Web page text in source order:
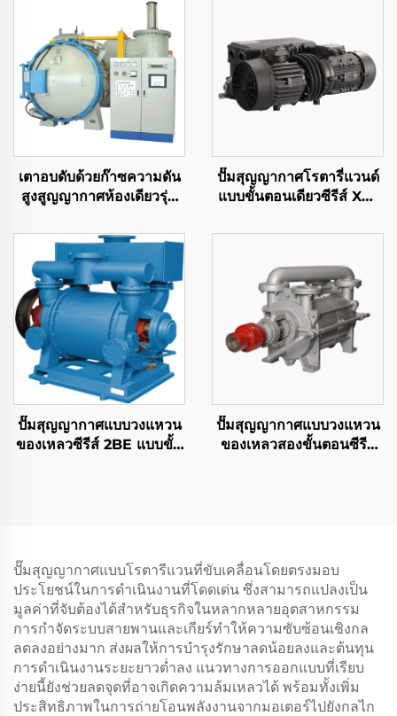
เตาอบดับด้วยก๊าซความดัน
สูงสูญญากาศห้องเดียวรุ่น
ปั๊มสุญญากาศโรตารี่แวนด์
แบบขั้นตอนเดียวซีรีส์ XD-
ปั๊มสุญญากาศแบบวงแหวน
ของเหลวซีรีส์ 2BE แบบขั้น
ปั๊มสุญญากาศแบบวงแหวน
ของเหลวสองขั้นตอนซีรีส์
ปั๊มสุญญากาศแบบโรตารีแวนที่ขับเคลื่อนโดยตรงมอบ
ประโยชน์ในการดำเนินงานที่โดดเด่น ซึ่งสามารถแปลงเป็น
มูลค่าที่จับต้องได้สำหรับธุรกิจในหลากหลายอุตสาหกรรม
การกำจัดระบบสายพานและเกียร์ทำให้ความซับซ้อนเชิงกล
ลดลงอย่างมาก ส่งผลให้การบำรุงรักษาลดน้อยลงและต้นทุน
การดำเนินงานระยะยาวต่ำลง แนวทางการออกแบบที่เรียบ
ง่ายนี้ยังช่วยลดจุดที่อาจเกิดความล้มเหลวได้ พร้อมทั้งเพิ่ม
ประสิทธิภาพในการถ่ายโอนพลังงานจากมอเตอร์ไปยังกลไก